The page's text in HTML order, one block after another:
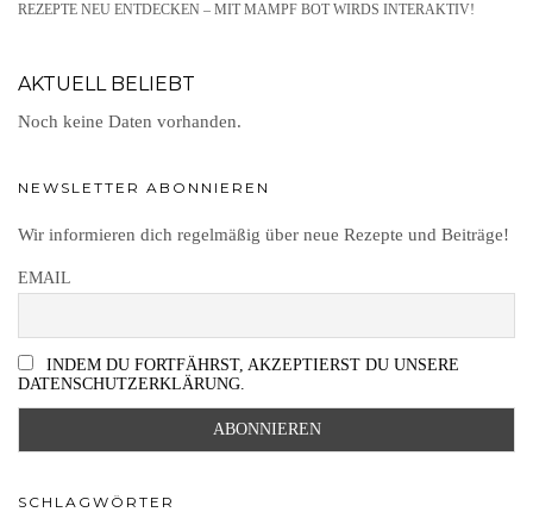
REZEPTE NEU ENTDECKEN – MIT MAMPF BOT WIRDS INTERAKTIV!
AKTUELL BELIEBT
Noch keine Daten vorhanden.
NEWSLETTER ABONNIEREN
Wir informieren dich regelmäßig über neue Rezepte und Beiträge!
EMAIL
INDEM DU FORTFÄHRST, AKZEPTIERST DU UNSERE
DATENSCHUTZERKLÄRUNG.
SCHLAGWÖRTER